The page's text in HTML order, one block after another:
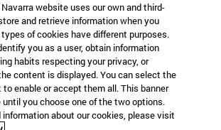
website uses our own and third-
and retrieve information when you
of cookies have different purposes.
you as a user, obtain information
habits respecting your privacy, or
content is displayed. You can select the
enable or accept them all. This banner
you choose one of the two options.
information about our cookies, please visit